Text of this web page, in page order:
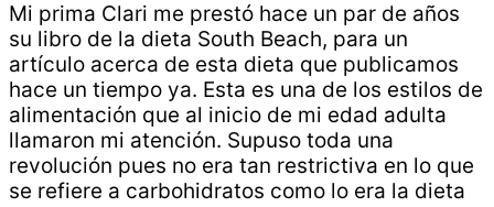
Mi prima Clari me prestó hace un par de años
su libro de la dieta South Beach, para un
artículo acerca de esta dieta que publicamos
hace un tiempo ya. Esta es una de los estilos de
alimentación que al inicio de mi edad adulta
llamaron mi atención. Supuso toda una
revolución pues no era tan restrictiva en lo que
se refiere a carbohidratos como lo era la dieta